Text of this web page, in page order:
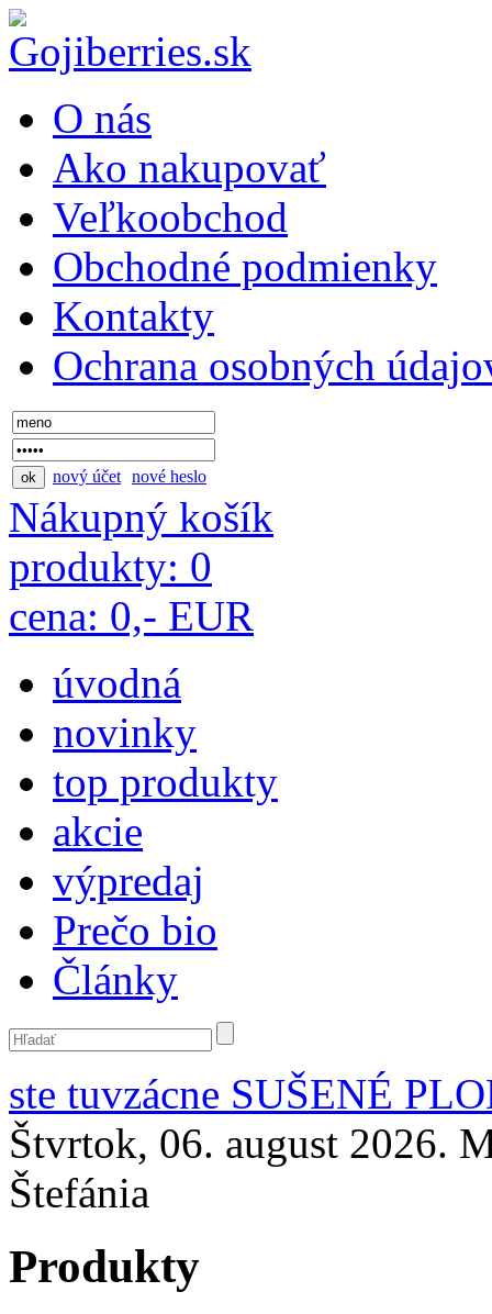
O nás
Ako nakupovať
Veľkoobchod
Obchodné podmienky
Kontakty
Ochrana osobných
nový účet nové heslo
Nákupný košík
produkty: 0
cena: 0,- EUR
úvodná
novinky
top produkty
akcie
výpredaj
Prečo bio
Články
ste tuvzácne SUŠENÉ
Štvrtok, 06. august 2026.
Štefánia
Produkty